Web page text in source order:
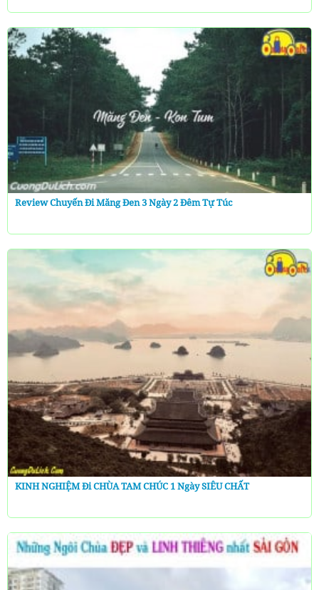
Review Chuyến Đi Măng Đen 3 Ngày 2 Đêm Tự Túc
KINH NGHIỆM Đi CHÙA TAM CHÚC 1 Ngày SIÊU CHẤT